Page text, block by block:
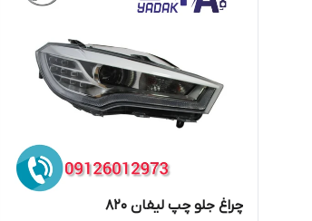
چراغ جلو چپ لیفان 820